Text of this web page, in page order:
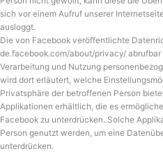
sich vor einem Aufruf unserer
ausloggt.
Die von Facebook veröffentlichte
de.facebook.com/about/privacy/
Verarbeitung und Nutzung
wird dort erläutert, welche
Privatsphäre der betroffenen Person
Applikationen erhältlich, die es
Facebook zu unterdrücken. Solche
Person genutzt werden, um eine
unterdrücken.